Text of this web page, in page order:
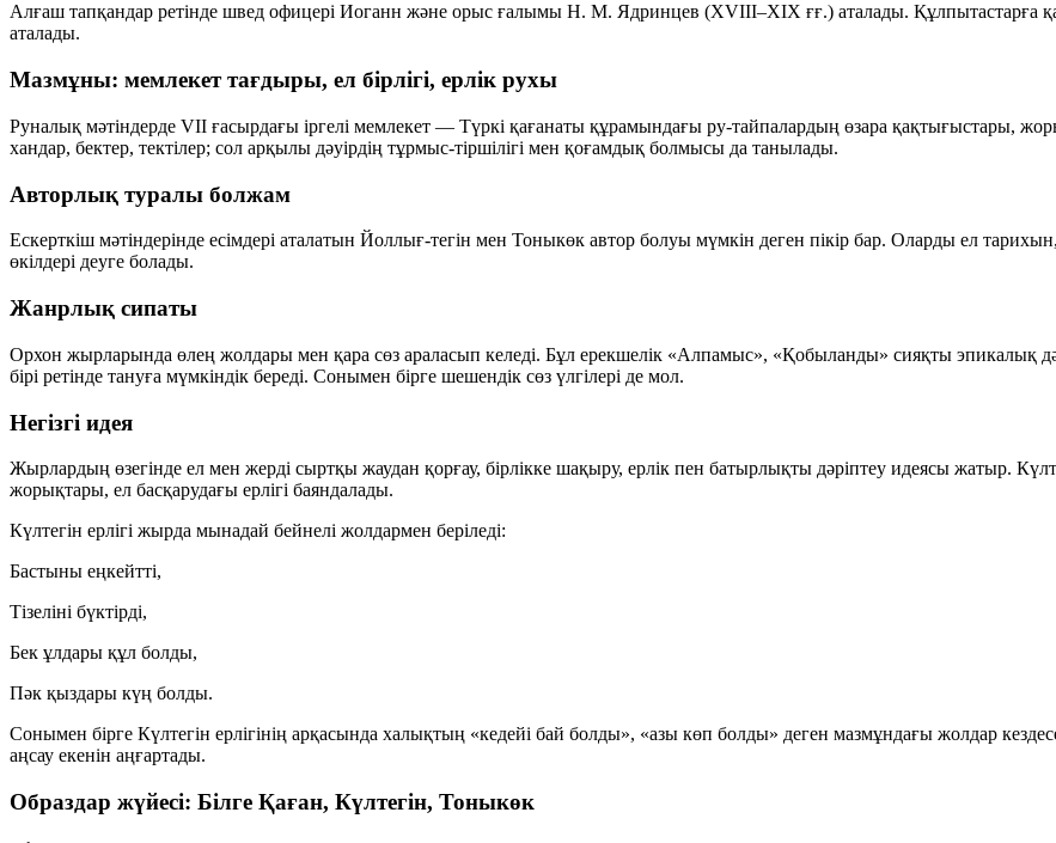
Алғаш тапқандар ретінде швед офицері Иоганн және орыс ғалымы Н. М. Ядринцев (XVIII–XIX ғғ.) аталады. Құлпытастарға
аталады.
Мазмұны: мемлекет тағдыры, ел бірлігі, ерлік рухы
Руналық мәтіндерде VII ғасырдағы іргелі мемлекет — Түркі қағанаты құрамындағы ру-тайпалардың өзара қақтығыстары,
хандар, бектер, тектілер; сол арқылы дәуірдің тұрмыс-тіршілігі мен қоғамдық болмысы да танылады.
Авторлық туралы болжам
Ескерткіш мәтіндерінде есімдері аталатын Йоллығ-тегін мен Тоныкөк автор болуы мүмкін деген пікір бар. Оларды ел
өкілдері деуге болады.
Жанрлық сипаты
Орхон жырларында өлең жолдары мен қара сөз араласып келеді. Бұл ерекшелік «Алпамыс», «Қобыланды» сияқты эпикалық
бірі ретінде тануға мүмкіндік береді. Сонымен бірге шешендік сөз үлгілері де мол.
Негізгі идея
Жырлардың өзегінде ел мен жерді сыртқы жаудан қорғау, бірлікке шақыру, ерлік пен батырлықты дәріптеу идеясы жатыр.
жорықтары, ел басқарудағы ерлігі баяндалады.
Күлтегін ерлігі жырда мынадай бейнелі жолдармен беріледі:
Бастыны еңкейтті,
Тізеліні бүктірді,
Бек ұлдары құл болды,
Пәк қыздары күң болды.
Сонымен бірге Күлтегін ерлігінің арқасында халықтың «кедейі бай болды», «азы көп болды» деген мазмұндағы жолдар
аңсау екенін аңғартады.
Образдар жүйесі: Білге Қаған, Күлтегін, Тоныкөк